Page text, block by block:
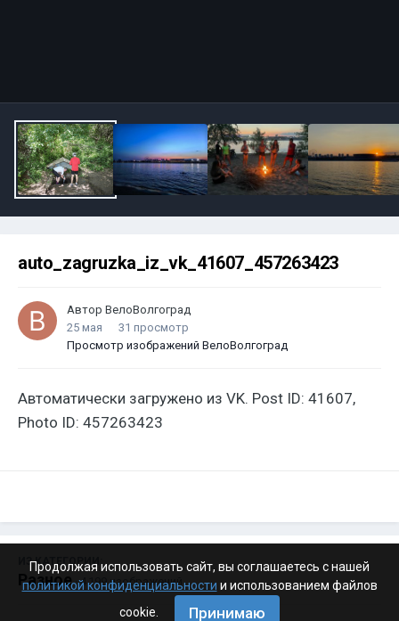
auto_zagruzka_iz_vk_41607_457263423
Автор ВелоВолгоград
25 мая
31 просмотр
Просмотр изображений ВелоВолгоград
Автоматически загружено из VK. Post ID: 41607,
Photo ID: 457263423
ИЗ КАТЕГОРИИ:
Разное · 4 199 изображений
Продолжая использовать сайт, вы соглашаетесь с нашей
политикой конфиденциальности и использованием файлов
cookie.
Принимаю